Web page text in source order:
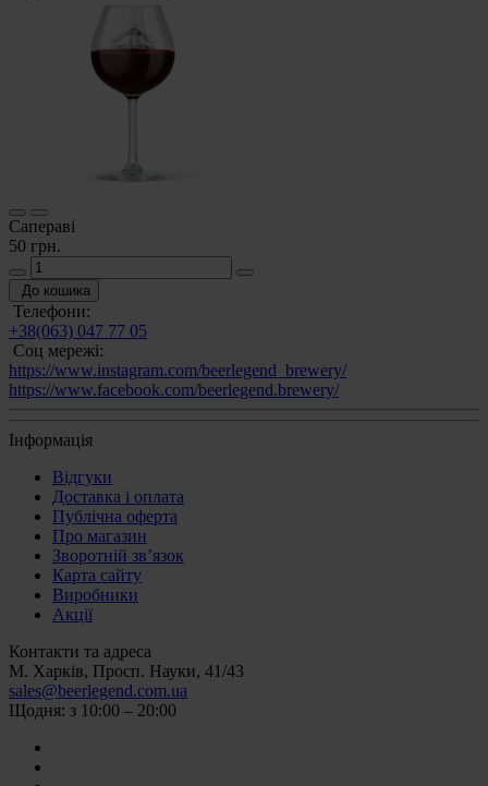
Сапераві
50 грн.
До кошика
Телефони:
+38(063) 047 77 05
Соц мережі:
https://www.instagram.com/beerlegend_brewery/
https://www.facebook.com/beerlegend.brewery/
Інформація
Відгуки
Доставка і оплата
Публічна оферта
Про магазин
Зворотній зв’язок
Карта сайту
Виробники
Акції
Контакти та адреса
М. Харків, Просп. Науки, 41/43
sales@beerlegend.com.ua
Щодня: з 10:00 – 20:00